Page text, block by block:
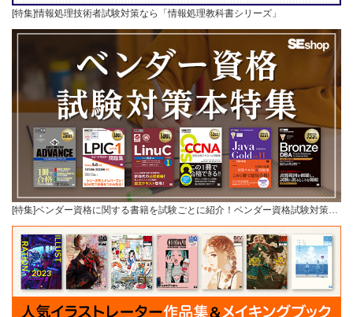
[特集]情報処理技術者試験対策なら「情報処理教科書シリーズ」
[特集]ベンダー資格に関する書籍を試験ごとに紹介！ベンダー資格試験対策…